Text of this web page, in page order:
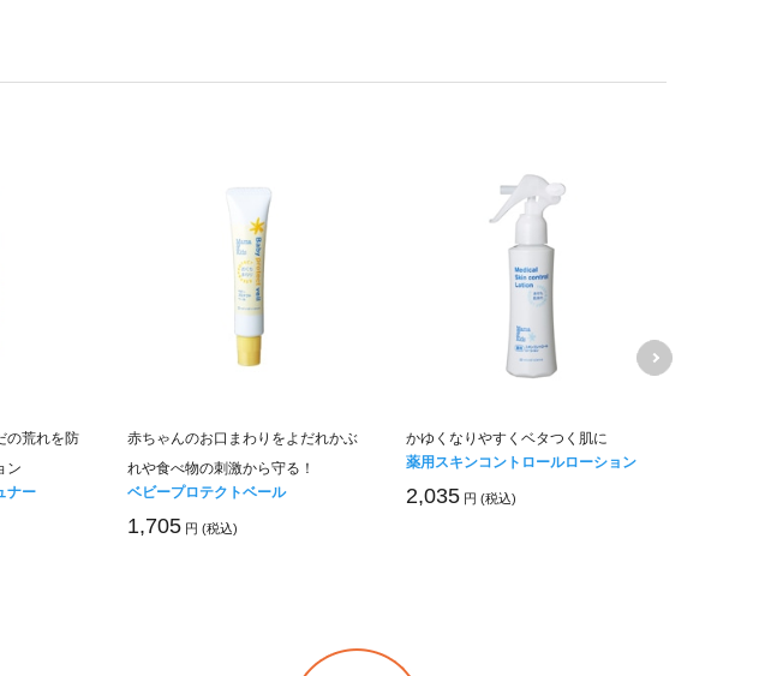
の荒れを防
ン
ナー
赤ちゃんのお口まわりをよだれかぶ
れや食べ物の刺激から守る！
ベビープロテクトベール
1,705 円 (税込)
かゆくなりやすくベタつく肌に
薬用スキンコントロールローション
2,035 円 (税込)